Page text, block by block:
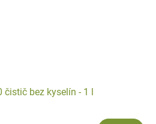
čistič bez kyselín - 1 l